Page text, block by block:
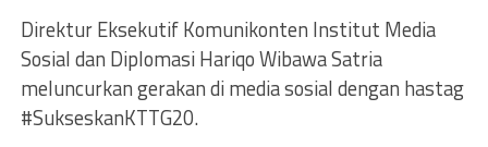
Direktur Eksekutif Komunikonten Institut Media
Sosial dan Diplomasi Hariqo Wibawa Satria
meluncurkan gerakan di media sosial dengan hastag
#SukseskanKTTG20.